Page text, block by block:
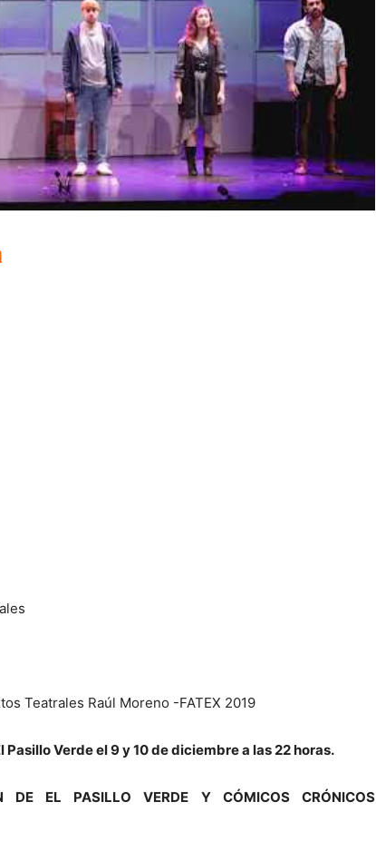
Teatrales Raúl Moreno -FATEX 2019
Pasillo Verde el 9 y 10 de diciembre a las 22 horas.
DE EL PASILLO VERDE Y CÓMICOS CRÓNICOS